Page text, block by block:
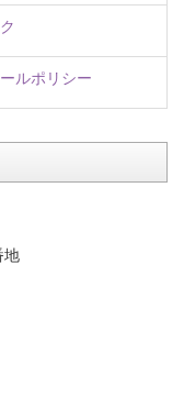
ルポリシー
地